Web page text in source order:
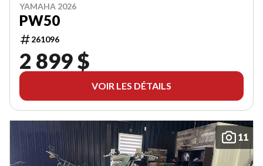
YAMAHA 2026
PW50
261096
2 899 $
VOIR LES DÉTAILS
11